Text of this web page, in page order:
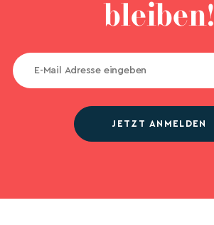
bleiben!
JETZT ANMELDEN